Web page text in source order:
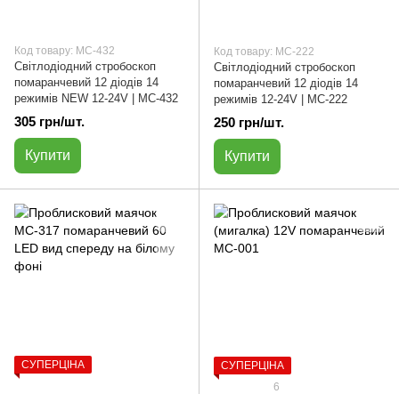
Код товару: МС-432
Світлодіодний стробоскоп
помаранчевий 12 діодів 14
режимів NEW 12-24V | МС-432
305 грн/шт.
Купити
Код товару: МС-222
Світлодіодний стробоскоп
помаранчевий 12 діодів 14
режимів 12-24V | МС-222
250 грн/шт.
Купити
СУПЕРЦІНА
СУПЕРЦІНА
6